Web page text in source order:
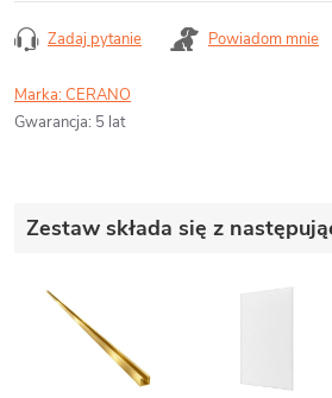
Zadaj pytanie Powiadom mnie
Marka:CERANO
Gwarancja: 5 lat
Zestaw składa się z